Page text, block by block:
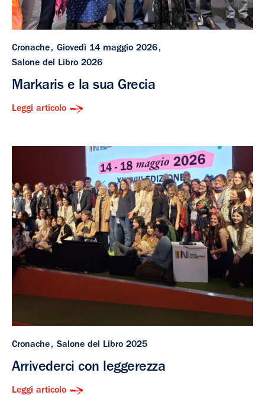
Cronache
Giovedì 14 maggio 2026
Salone del Libro 2026
Markaris e la sua Grecia
Leggi articolo
Cronache Salone del Libro 2025
Arrivederci con leggerezza
Leggi articolo